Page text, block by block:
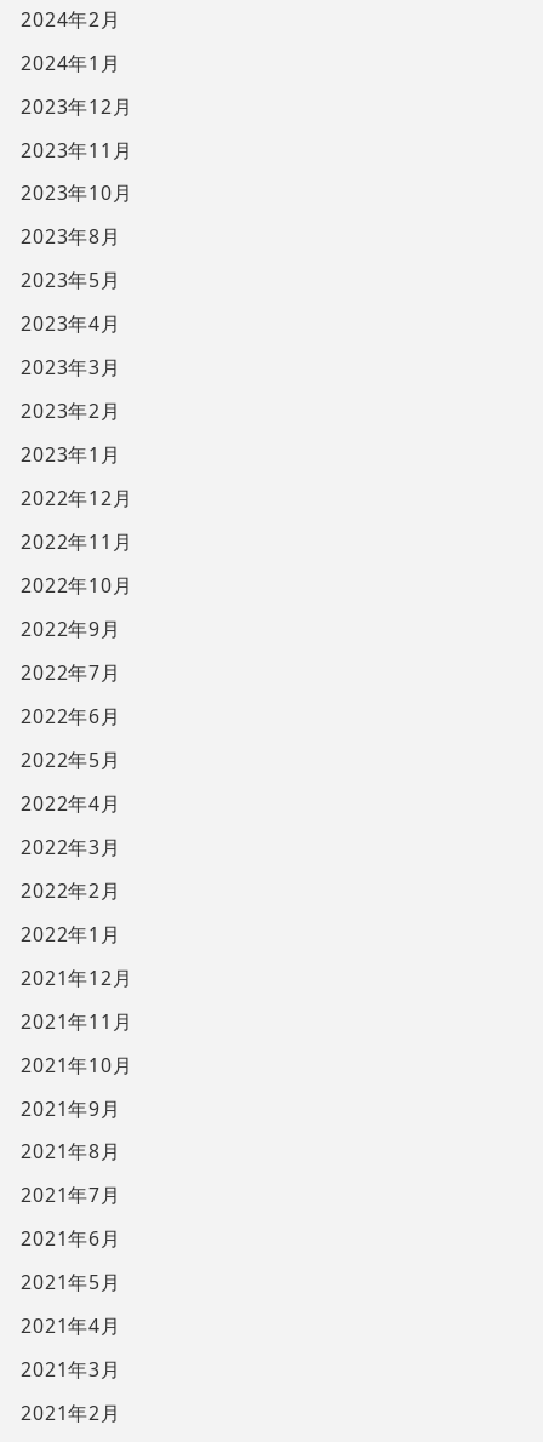
2024年2月
2024年1月
2023年12月
2023年11月
2023年10月
2023年8月
2023年5月
2023年4月
2023年3月
2023年2月
2023年1月
2022年12月
2022年11月
2022年10月
2022年9月
2022年7月
2022年6月
2022年5月
2022年4月
2022年3月
2022年2月
2022年1月
2021年12月
2021年11月
2021年10月
2021年9月
2021年8月
2021年7月
2021年6月
2021年5月
2021年4月
2021年3月
2021年2月